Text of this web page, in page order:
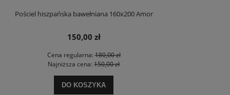
Pościel hiszpańska bawełniana 160x200 Amor
150,00 zł
Cena regularna:180,00 zł
Najniższa cena: 150,00 zł
DO KOSZYKA